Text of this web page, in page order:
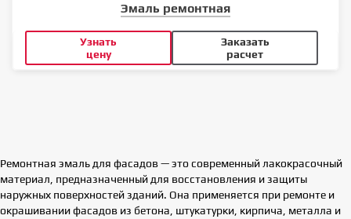
Эмаль ремонтная
Узнать
цену
Заказать
расчет
Ремонтная эмаль для фасадов — это современный лакокрасочный
материал, предназначенный для восстановления и защиты
наружных поверхностей зданий. Она применяется при ремонте и
окрашивании фасадов из бетона, штукатурки, кирпича, металла и